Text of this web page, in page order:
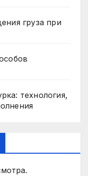
груза при
технология,